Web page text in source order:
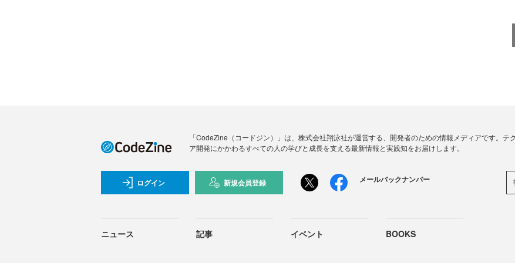
「CodeZine（コードジン）」は、株式会社翔泳社が運営する、開発者のための情報メディアです。
ア開発にかかわるすべての人の学びと成長を支える最新情報と実践知をお届けします。
ログイン 新規会員登録 メールバックナンバー
ニュース 記事 イベント BOOKS